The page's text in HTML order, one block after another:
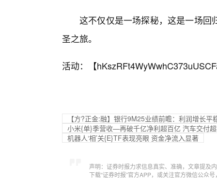
这不仅仅是一场探秘，这是一场回
圣之旅。
活动：【
【方?正金:融】银行9M25业绩前瞻：利润增长
小米{单}季营收—再破千亿净利超百亿 汽车交付
机器人‘相’关{E}TF表现亮眼 资金净流入显著
声明：证券时报力求信息真实、准确，文章提及
下载“证券时报”官方APP，或关注官方微信公众